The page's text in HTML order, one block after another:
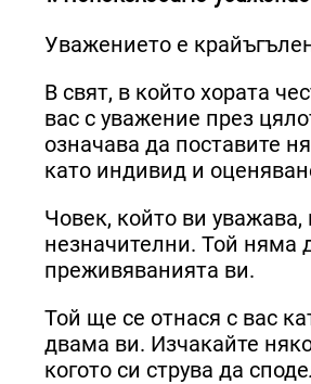
Уважението е
В свят, в който хората
вас с уважение през
означава да поставите
като индивид и
Човек, който ви
незначителни. Той няма
преживяванията ви.
Той ще се отнася с вас
двама ви. Изчакайте
когото си струва да